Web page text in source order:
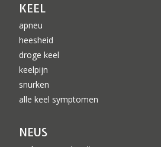
KEEL
apneu
heesheid
droge keel
keelpijn
snurken
alle keel symptomen
NEUS